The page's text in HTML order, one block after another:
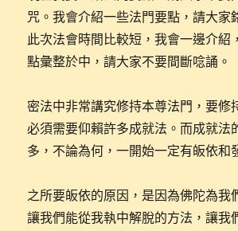
咒。我會介紹一些法門要點，請大家
此次法會時間比較短，我會一邊介紹
點彙整於中，請大家不要間斷唸誦。
密法中非常講究修持本尊法門，要修
必須需要仰賴許多成就法。而成就法
多，不論為何，一開始一定有皈依和
之所要皈依的原因，是因為佛陀為我
讓我們能從我執中解脫的方法，讓我